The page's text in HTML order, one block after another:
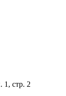
1, стр. 2